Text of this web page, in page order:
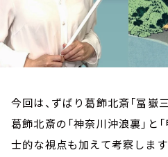
今回は、ずばり葛飾北斎「冨嶽三
葛飾北斎の「神奈川沖浪裏」と
士的な視点も加えて考察します